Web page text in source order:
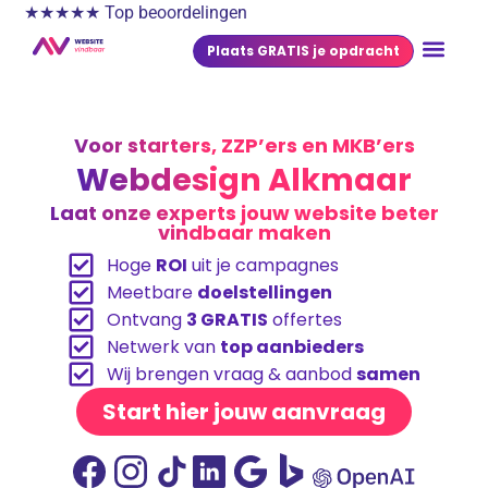
★★★★★ Top beoordelingen
Plaats GRATIS je opdracht
Voor starters, ZZP’ers en MKB’ers
Webdesign Alkmaar
Laat onze experts jouw website beter
vindbaar maken
Hoge ROI uit je campagnes
Meetbare doelstellingen
Ontvang 3 GRATIS offertes
Netwerk van top aanbieders
Wij brengen vraag & aanbodsamen
Start hier jouw aanvraag